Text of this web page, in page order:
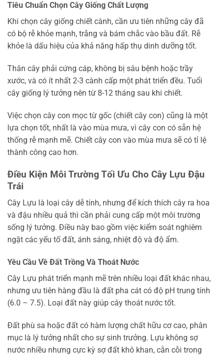
Tiêu Chuẩn Chọn Cây Giống Chất Lượng
Khi chọn cây giống chiết cành, cần ưu tiên những cây đã
có bộ rễ khỏe mạnh, trắng và bám chắc vào bầu đất. Rễ
khỏe là dấu hiệu của khả năng hấp thụ dinh dưỡng tốt.
Thân cây phải cứng cáp, không bị sâu bệnh hoặc trầy
xước, và có ít nhất 2-3 cành cấp một phát triển đều. Tuổi
cây giống lý tưởng nên từ 8-12 tháng sau khi chiết.
Việc chọn cây con mọc từ gốc (chiết cây con) cũng là một
lựa chọn tốt, nhất là vào mùa mưa, vì cây con có sẵn hệ
thống rễ mạnh mẽ. Chiết cây con vào mùa mưa sẽ có tỉ lệ
thành công cao hơn.
Điều Kiện Môi Trường Tối Ưu Cho Cây Lựu Đậu
Trái
Cây Lựu là loại cây dễ tính, nhưng để kích thích cây ra hoa
và đậu nhiều quả thì cần phải cung cấp một môi trường
sống lý tưởng. Điều này bao gồm việc kiểm soát nghiêm
ngặt các yếu tố đất, ánh sáng, nhiệt độ và độ ẩm.
Yêu Cầu Về Đất Trồng Và Thoát Nước
Cây Lựu phát triển mạnh mẽ trên nhiều loại đất khác nhau,
nhưng ưu tiên hàng đầu là đất pha cát có độ pH trung tính
(6.0 – 7.5). Loại đất này giúp cây thoát nước tốt.
Đất phù sa hoặc đất có hàm lượng chất hữu cơ cao, phân
mục là lý tưởng nhất cho sự sinh trưởng. Lựu không sợ
nước nhiều nhưng cực kỳ sợ đất khô khan, cằn cỗi trong